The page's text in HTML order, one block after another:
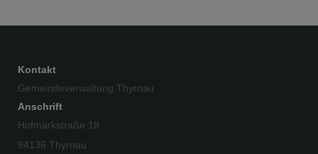
Kontakt
Gemeindeverwaltung Thyrnau
Anschrift
Hofmarkstraße 18
94136 Thyrnau